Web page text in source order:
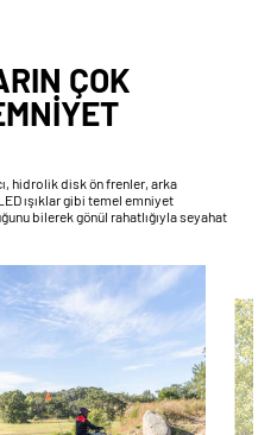
ÇOK
hidrolik disk ön frenler, arka
ışıklar gibi temel emniyet
bilerek gönül rahatlığıyla seyahat